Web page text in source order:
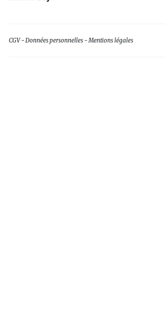
CGV Données personnelles Mentions légales